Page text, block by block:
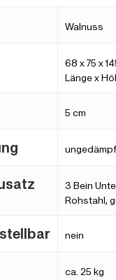
Walnuss
68 x 75 x
Länge x
5 cm
3 Bein
Rohstahl,
nein
ca. 25 kg